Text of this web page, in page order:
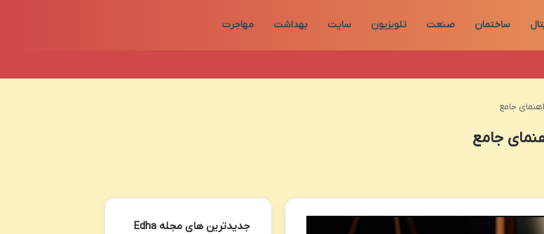
ساختمان صنعت تلویزیون سایت بهداشت مهاجرت
جامع
جامع
جدیدترین های مجله Edha